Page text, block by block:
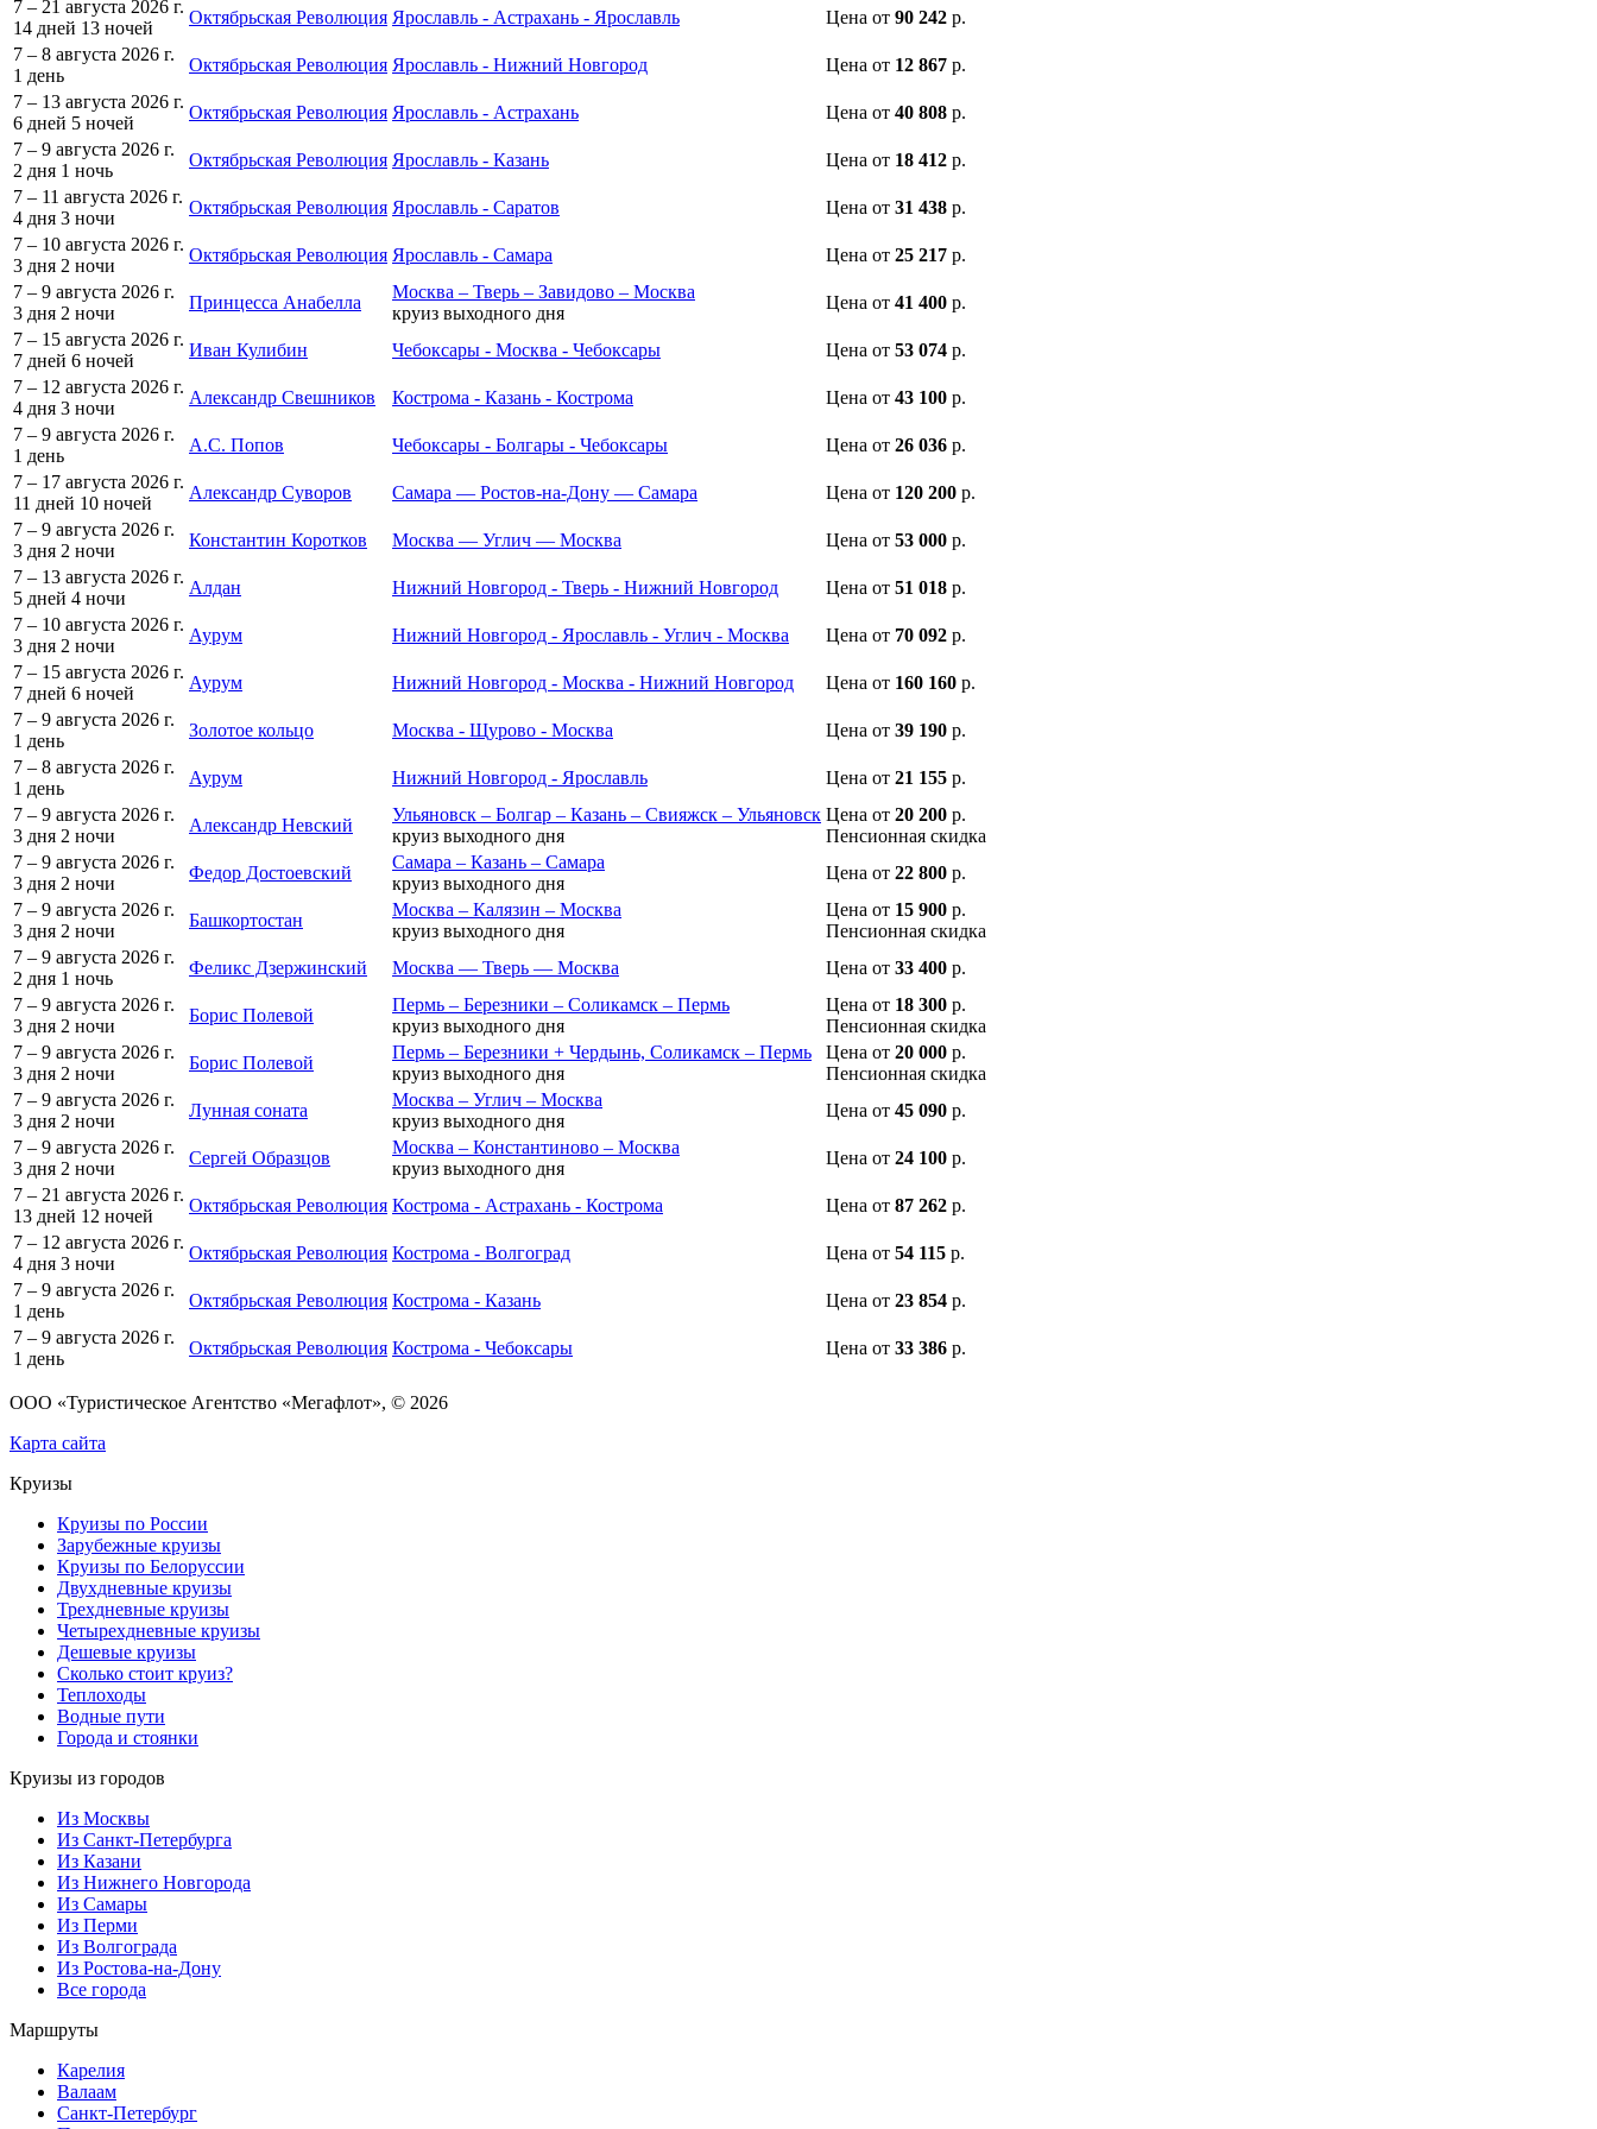
7 – 21 августа 2026 г.
14 дней 13 ночей
Октябрьская Революция Ярославль - Астрахань - Ярославль Цена от 90 242 р.
7 – 8 августа 2026 г.
1 день
Октябрьская Революция Ярославль - Нижний Новгород Цена от 12 867 р.
7 – 13 августа 2026 г.
6 дней 5 ночей
Октябрьская Революция Ярославль - Астрахань Цена от 40 808 р.
7 – 9 августа 2026 г.
2 дня 1 ночь
Октябрьская Революция Ярославль - Казань Цена от 18 412 р.
7 – 11 августа 2026 г.
4 дня 3 ночи
Октябрьская Революция Ярославль - Саратов Цена от 31 438 р.
7 – 10 августа 2026 г.
3 дня 2 ночи
Октябрьская Революция Ярославль - Самара Цена от 25 217 р.
7 – 9 августа 2026 г.
3 дня 2 ночи
Принцесса Анабелла
Москва – Тверь – Завидово – Москва
круиз выходного дня
Цена от 41 400 р.
7 – 15 августа 2026 г.
7 дней 6 ночей
Иван Кулибин Чебоксары - Москва - Чебоксары Цена от 53 074 р.
7 – 12 августа 2026 г.
4 дня 3 ночи
Александр Свешников Кострома - Казань - Кострома Цена от 43 100 р.
7 – 9 августа 2026 г.
1 день
А.С. Попов Чебоксары - Болгары - Чебоксары Цена от 26 036 р.
7 – 17 августа 2026 г.
11 дней 10 ночей
Александр Суворов Самара — Ростов-на-Дону — Самара Цена от 120 200 р.
7 – 9 августа 2026 г.
3 дня 2 ночи
Константин Коротков Москва — Углич — Москва Цена от 53 000 р.
7 – 13 августа 2026 г.
5 дней 4 ночи
Алдан Нижний Новгород - Тверь - Нижний Новгород Цена от 51 018 р.
7 – 10 августа 2026 г.
3 дня 2 ночи
Аурум Нижний Новгород - Ярославль - Углич - Москва Цена от 70 092 р.
7 – 15 августа 2026 г.
7 дней 6 ночей
Аурум Нижний Новгород - Москва - Нижний Новгород Цена от 160 160 р.
7 – 9 августа 2026 г.
1 день
Золотое кольцо Москва - Щурово - Москва Цена от 39 190 р.
7 – 8 августа 2026 г.
1 день
Аурум Нижний Новгород - Ярославль Цена от 21 155 р.
7 – 9 августа 2026 г.
3 дня 2 ночи
Александр Невский
Ульяновск – Болгар – Казань – Свияжск – Ульяновск
круиз выходного дня
Цена от 20 200 р.
Пенсионная скидка
7 – 9 августа 2026 г.
3 дня 2 ночи
Федор Достоевский
Самара – Казань – Самара
круиз выходного дня
Цена от 22 800 р.
7 – 9 августа 2026 г.
3 дня 2 ночи
Башкортостан
Москва – Калязин – Москва
круиз выходного дня
Цена от 15 900 р.
Пенсионная скидка
7 – 9 августа 2026 г.
2 дня 1 ночь
Феликс Дзержинский Москва — Тверь — Москва Цена от 33 400 р.
7 – 9 августа 2026 г.
3 дня 2 ночи
Борис Полевой
Пермь – Березники – Соликамск – Пермь
круиз выходного дня
Цена от 18 300 р.
Пенсионная скидка
7 – 9 августа 2026 г.
3 дня 2 ночи
Борис Полевой
Пермь – Березники + Чердынь, Соликамск – Пермь
круиз выходного дня
Цена от 20 000 р.
Пенсионная скидка
7 – 9 августа 2026 г.
3 дня 2 ночи
Лунная соната
Москва – Углич – Москва
круиз выходного дня
Цена от 45 090 р.
7 – 9 августа 2026 г.
3 дня 2 ночи
Сергей Образцов
Москва – Константиново – Москва
круиз выходного дня
Цена от 24 100 р.
7 – 21 августа 2026 г.
13 дней 12 ночей
Октябрьская Революция Кострома - Астрахань - Кострома Цена от 87 262 р.
7 – 12 августа 2026 г.
4 дня 3 ночи
Октябрьская Революция Кострома - Волгоград Цена от 54 115 р.
7 – 9 августа 2026 г.
1 день
Октябрьская Революция Кострома - Казань Цена от 23 854 р.
7 – 9 августа 2026 г.
1 день
Октябрьская Революция Кострома - Чебоксары Цена от 33 386 р.
ООО «Туристическое Агентство «Мегафлот», © 2026
Карта сайта
Круизы
Круизы по России
Зарубежные круизы
Круизы по Белоруссии
Двухдневные круизы
Трехдневные круизы
Четырехдневные круизы
Дешевые круизы
Сколько стоит круиз?
Теплоходы
Водные пути
Города и стоянки
Круизы из городов
Из Москвы
Из Санкт-Петербурга
Из Казани
Из Нижнего Новгорода
Из Самары
Из Перми
Из Волгограда
Из Ростова-на-Дону
Все города
Маршруты
Карелия
Валаам
Санкт-Петербург